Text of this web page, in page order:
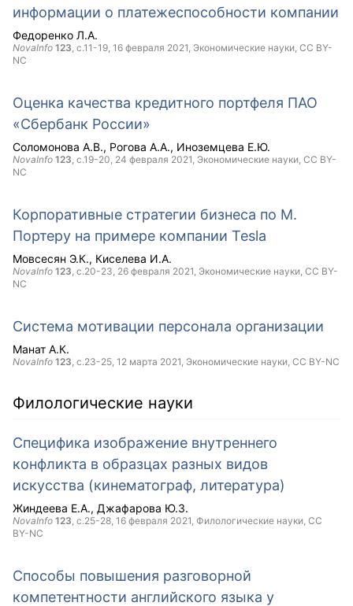
информации о платежеспособности компании
Федоренко Л.А.
NovaInfo 123, с.11-19, 16 февраля 2021, Экономические науки, CC BY-
NC
Оценка качества кредитного портфеля ПАО
«Сбербанк России»
Соломонова А.В. Рогова А.А. Иноземцева Е.Ю.
NovaInfo 123, с.19-20, 24 февраля 2021, Экономические науки, CC BY-
NC
Корпоративные стратегии бизнеса по М.
Портеру на примере компании Tesla
Мовсесян Э.К. Киселева И.А.
NovaInfo 123, с.20-23, 26 февраля 2021, Экономические науки, CC BY-
NC
Система мотивации персонала организации
Манат А.К.
NovaInfo 123, с.23-25, 12 марта 2021, Экономические науки, CC BY-NC
Филологические науки
Специфика изображение внутреннего
конфликта в образцах разных видов
искусства (кинематограф, литература)
Жиндеева Е.А. Джафарова Ю.З.
NovaInfo 123, с.25-28, 16 февраля 2021, Филологические науки, CC
BY-NC
Способы повышения разговорной
компетентности английского языка у